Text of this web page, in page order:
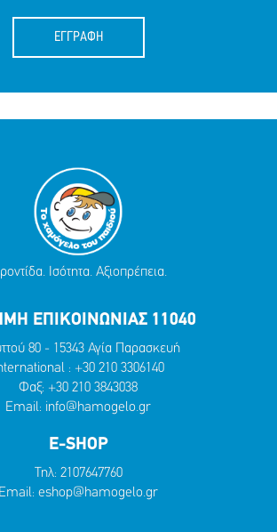
ΕΓΓΡΑΦΗ
Ισότητα. Αξιοπρέπεια.
ΕΠΙΚΟΙΝΩΝΙΑΣ 11040
80 - 15343 Αγία Παρασκευή
: +30 210 3306140
Φαξ: +30 210 3843038
Email: info@hamogelo.gr
E-SHOP
Τηλ: 2107647760
Email: eshop@hamogelo.gr